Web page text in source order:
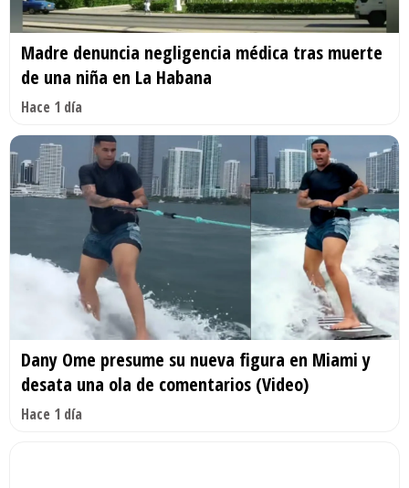
Madre denuncia negligencia médica tras muerte
de una niña en La Habana
Hace 1 día
Dany Ome presume su nueva figura en Miami y
desata una ola de comentarios (Video)
Hace 1 día